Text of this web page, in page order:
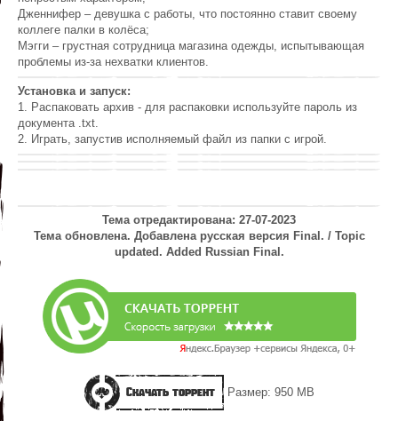
Дженнифер – девушка с работы, что постоянно ставит своему
коллеге палки в колёса;
Мэгги – грустная сотрудница магазина одежды, испытывающая
проблемы из-за нехватки клиентов.
Установка и запуск:
1. Распаковать архив - для распаковки используйте пароль из
документа .txt.
2. Играть, запустив исполняемый файл из папки с игрой.
Тема отредактирована: 27-07-2023
Тема обновлена. Добавлена русская версия Final. / Topic
updated. Added Russian Final.
Скачать торрент Размер: 950 MB